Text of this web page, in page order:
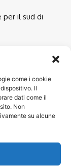
come i cookie
Il
dati come il
Non
su alcune
per il sud di
13492
7299
4208